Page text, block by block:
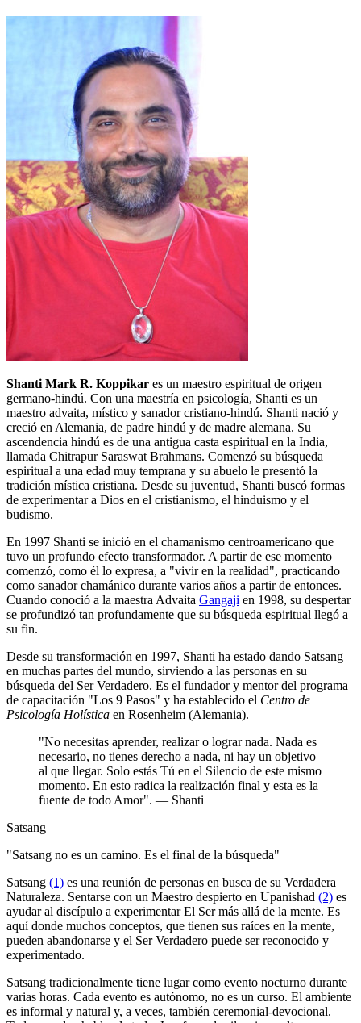
Shanti Mark R. Koppikar es un maestro espiritual de origen
germano-hindú. Con una maestría en psicología, Shanti es un
maestro advaita, místico y sanador cristiano-hindú. Shanti nació y
creció en Alemania, de padre hindú y de madre alemana. Su
ascendencia hindú es de una antigua casta espiritual en la India,
llamada Chitrapur Saraswat Brahmans. Comenzó su búsqueda
espiritual a una edad muy temprana y su abuelo le presentó la
tradición mística cristiana. Desde su juventud, Shanti buscó formas
de experimentar a Dios en el cristianismo, el hinduismo y el
budismo.
En 1997 Shanti se inició en el chamanismo centroamericano que
tuvo un profundo efecto transformador. A partir de ese momento
comenzó, como él lo expresa, a "vivir en la realidad", practicando
como sanador chamánico durante varios años a partir de entonces.
Cuando conoció a la maestra Advaita Gangaji en 1998, su despertar
se profundizó tan profundamente que su búsqueda espiritual llegó a
su fin.
Desde su transformación en 1997, Shanti ha estado dando Satsang
en muchas partes del mundo, sirviendo a las personas en su
búsqueda del Ser Verdadero. Es el fundador y mentor del programa
de capacitación "Los 9 Pasos" y ha establecido el Centro de
Psicología Holística en Rosenheim (Alemania).
"No necesitas aprender, realizar o lograr nada. Nada es
necesario, no tienes derecho a nada, ni hay un objetivo
al que llegar. Solo estás Tú en el Silencio de este mismo
momento. En esto radica la realización final y esta es la
fuente de todo Amor". — Shanti
Satsang
"Satsang no es un camino. Es el final de la búsqueda"
Satsang (1) es una reunión de personas en busca de su Verdadera
Naturaleza. Sentarse con un Maestro despierto en Upanishad (2) es
ayudar al discípulo a experimentar El Ser más allá de la mente. Es
aquí donde muchos conceptos, que tienen sus raíces en la mente,
pueden abandonarse y el Ser Verdadero puede ser reconocido y
experimentado.
Satsang tradicionalmente tiene lugar como evento nocturno durante
varias horas. Cada evento es autónomo, no es un curso. El ambiente
es informal y natural y, a veces, también ceremonial-devocional.